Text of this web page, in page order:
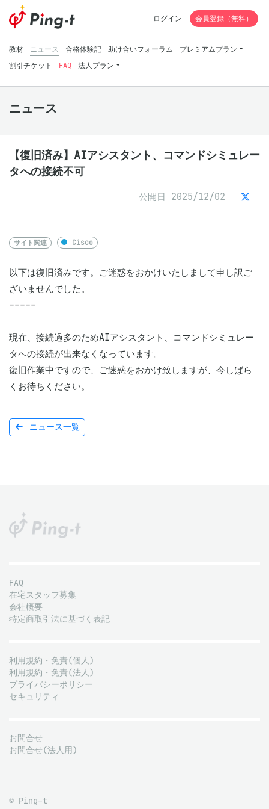
教材 ニュース 合格体験記 助け合いフォーラム
プレミアムプラン
割引チケット
FAQ 法人プラン
ログイン 会員登録（無料）
ニュース
【復旧済み】AIアシスタント、コマンドシミュレー
タへの接続不可
公開日 2025/12/02
サイト関連 Cisco
以下は復旧済みです。ご迷惑をおかけいたしまして申し訳ご
ざいませんでした。
-----
現在、接続過多のためAIアシスタント、コマンドシミュレー
タへの接続が出来なくなっています。
復旧作業中ですので、ご迷惑をおかけ致しますが、今しばら
くお待ちください。
ニュース一覧
FAQ
在宅スタッフ募集
会社概要
特定商取引法に基づく表記
利用規約・免責(個人)
利用規約・免責(法人)
プライバシーポリシー
セキュリティ
お問合せ
お問合せ(法人用)
© Ping-t